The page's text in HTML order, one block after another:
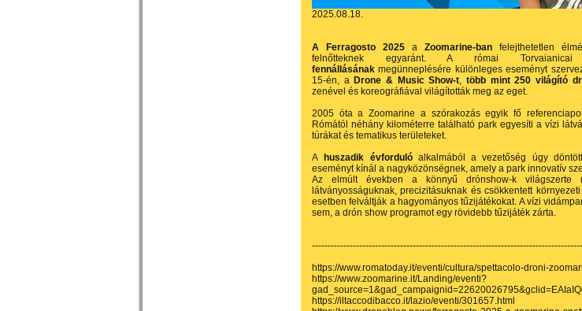
2025.08.18.
A Ferragosto 2025 a Zoomarine-ban felejthetetlen
felnőtteknek egyaránt. A római
fennállásának megünneplésére különleges eseményt
15-én, a Drone & Music Show-t,több mint 250 világító
zenével és koreográfiával világították meg az eget.
2005 óta a Zoomarine a szórakozás egyik fő
Rómától néhány kilométerre található park egyesíti a vízi
túrákat és tematikus területeket.
A
huszadik évfordulóalkalmából a vezetőség úgy
eseményt kínál a nagyközönségnek, amely a park innovatív
Az elmúlt években a könnyű drónshow-k világszerte
látványosságuknak, precizitásuknak és csökkentett
esetben felváltják a hagyományos tűzijátékokat. A vízi
sem, a drón show programot egy rövidebb tűzijáték zárta.
--------------------------------------------------------------------------------------
https://www.romatoday.it/eventi/cultura/spettacolo-droni-
https://www.zoomarine.it/Landing/eventi?
https://iltaccodibacco.it/lazio/eventi/301657.html